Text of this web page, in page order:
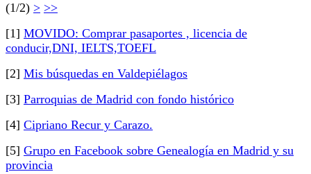
(1/2) > >>
[1] MOVIDO: Comprar pasaportes , licencia de
conducir,DNI, IELTS,TOEFL
[2] Mis búsquedas en Valdepiélagos
[3] Parroquias de Madrid con fondo histórico
[4] Cipriano Recur y Carazo.
[5] Grupo en Facebook sobre Genealogía en Madrid y su
provincia